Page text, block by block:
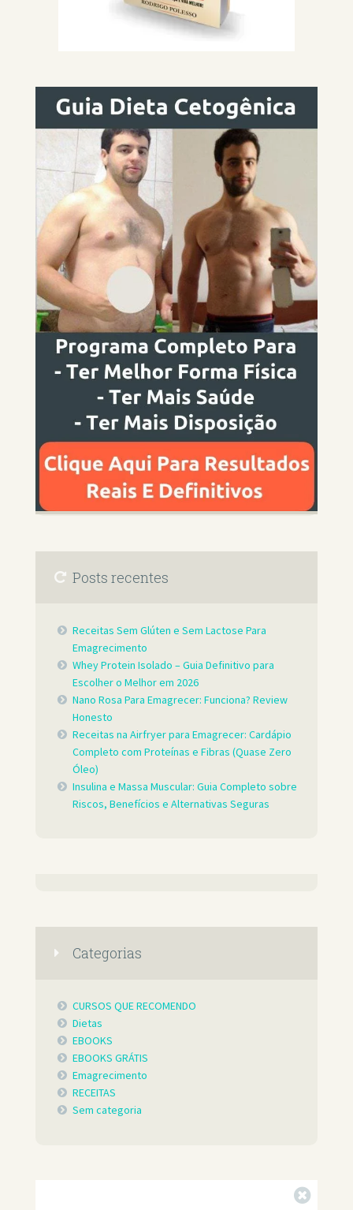
Posts recentes
Receitas Sem Glúten e Sem Lactose Para
Emagrecimento
Whey Protein Isolado – Guia Definitivo para
Escolher o Melhor em 2026
Nano Rosa Para Emagrecer: Funciona? Review
Honesto
Receitas na Airfryer para Emagrecer: Cardápio
Completo com Proteínas e Fibras (Quase Zero
Óleo)
Insulina e Massa Muscular: Guia Completo sobre
Riscos, Benefícios e Alternativas Seguras
Categorias
CURSOS QUE RECOMENDO
Dietas
EBOOKS
EBOOKS GRÁTIS
Emagrecimento
RECEITAS
Sem categoria